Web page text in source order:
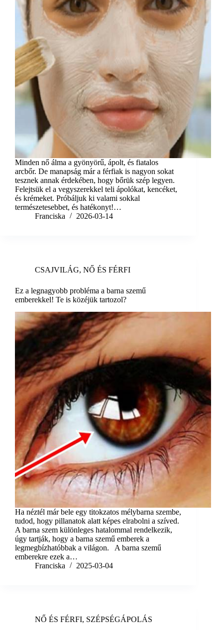
Minden nő álma a gyönyörű, ápolt, és fiatalos
arcbőr. De manapság már a férfiak is nagyon sokat
tesznek annak érdekében, hogy bőrük szép legyen.
Felejtsük el a vegyszerekkel teli ápolókat, kencéket,
és krémeket. Próbáljuk ki valami sokkal
természetesebbet, és hatékonyt!…
Franciska
2026-03-14
CSAJVILÁG, NŐ ÉS FÉRFI
Ez a legnagyobb probléma a barna szemű
emberekkel! Te is közéjük tartozol?
Ha néztél már bele egy titokzatos mélybarna szembe,
tudod, hogy pillanatok alatt képes elrabolni a szíved.
A barna szem különleges hatalommal rendelkezik,
úgy tartják, hogy a barna szemű emberek a
legmegbízhatóbbak a világon. A barna szemű
emberekre ezek a…
Franciska
2025-03-04
NŐ ÉS FÉRFI, SZÉPSÉGÁPOLÁS